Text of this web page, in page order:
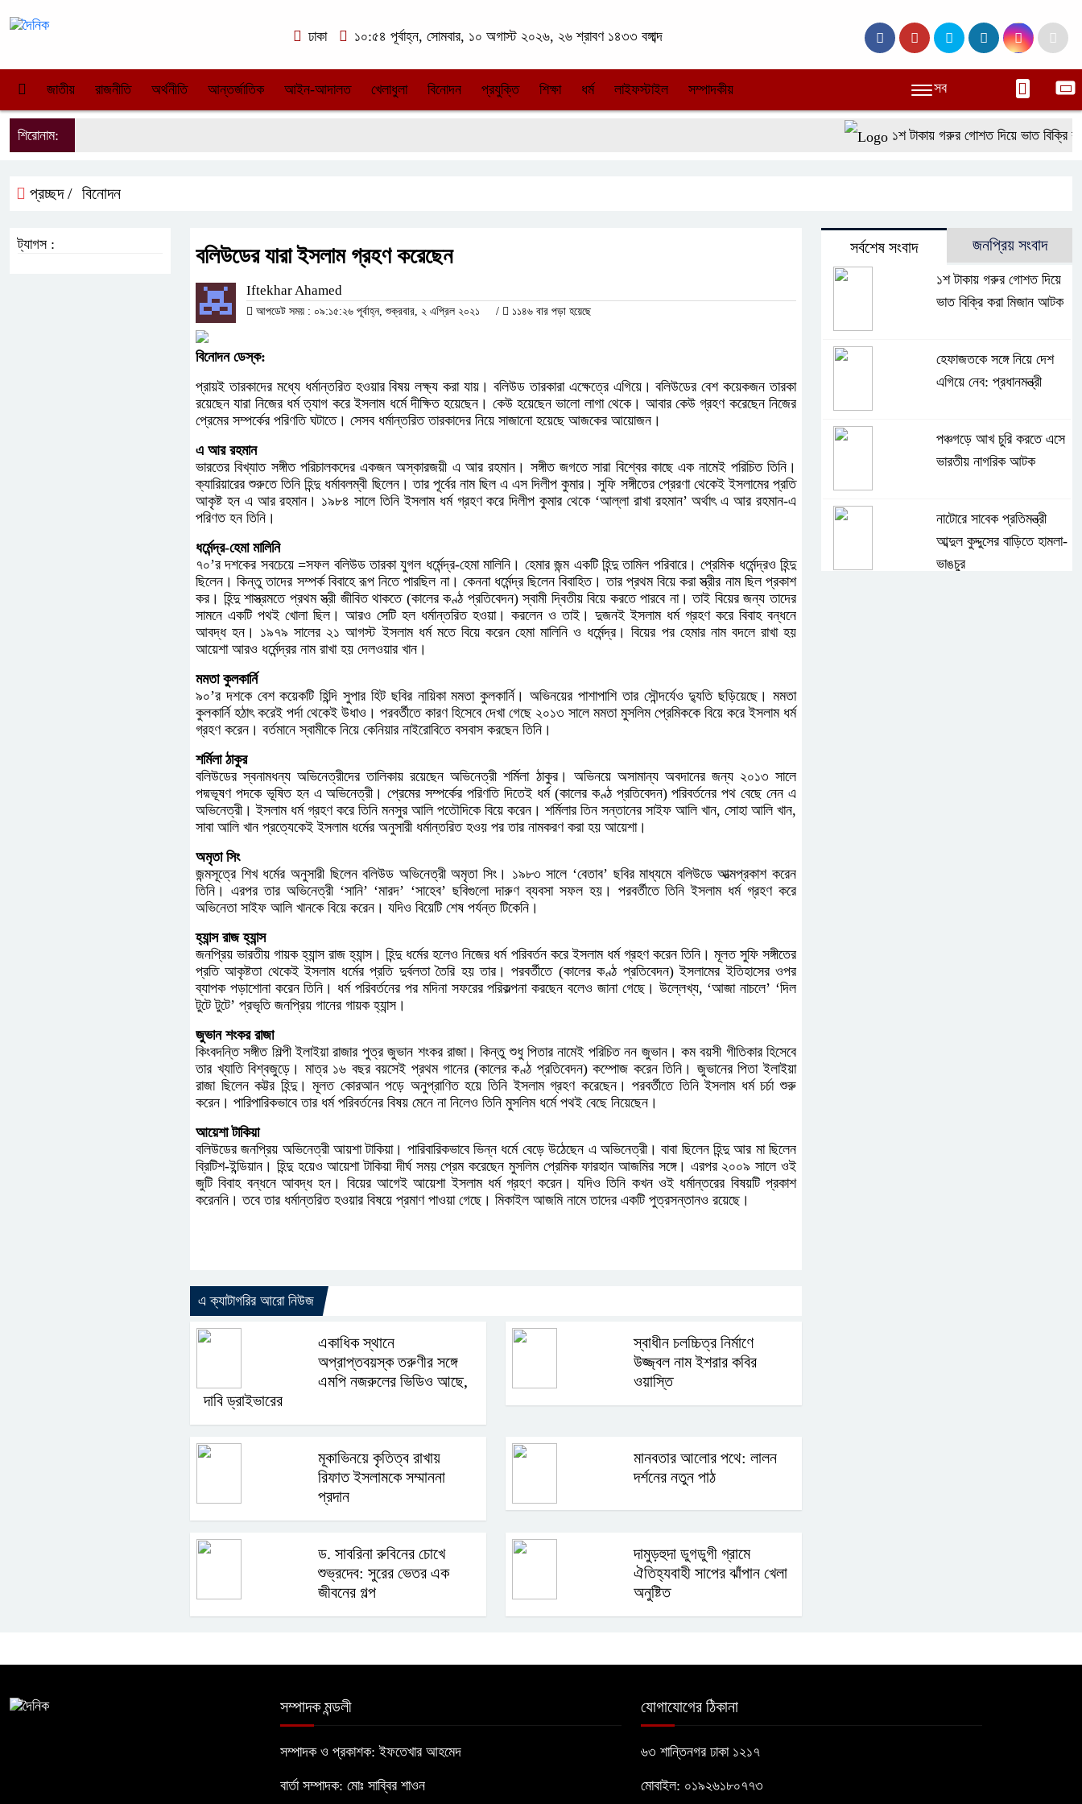
ঢাকা ১০:৫৪ পূর্বাহ্ন, সোমবার, ১০ অগাস্ট ২০২৬, ২৬ শ্রাবণ ১৪৩৩ বঙ্গাব্দ
জাতীয় রাজনীতি অর্থনীতি আন্তর্জাতিক আইন-আদালত খেলাধুলা বিনোদন প্রযুক্তি শিক্ষা ধর্ম লাইফস্টাইল সম্পাদকীয় সব
শিরোনাম: ১শ টাকায় গরুর গোশত দিয়ে ভাত বিক্রি করা
প্রচ্ছদ / বিনোদন
বলিউডের যারা ইসলাম গ্রহণ করেছেন
Iftekhar Ahamed
আপডেট সময় : ০৯:১৫:২৬ পূর্বাহ্ন, শুক্রবার, ২ এপ্রিল ২০২১ / ১১৪৬ বার পড়া হয়েছে
বিনোদন ডেস্ক:
প্রায়ই তারকাদের মধ্যে ধর্মান্তরিত হওয়ার বিষয় লক্ষ্য করা যায়। বলিউড তারকারা এক্ষেত্রে এগিয়ে। বলিউডের বেশ কয়েকজন তারকা
রয়েছেন যারা নিজের ধর্ম ত্যাগ করে ইসলাম ধর্মে দীক্ষিত হয়েছেন। কেউ হয়েছেন ভালো লাগা থেকে। আবার কেউ গ্রহণ করেছেন নিজের
প্রেমের সম্পর্কের পরিণতি ঘটাতে। সেসব ধর্মান্তরিত তারকাদের নিয়ে সাজানো হয়েছে আজকের আয়োজন।
এ আর রহমান
ভারতের বিখ্যাত সঙ্গীত পরিচালকদের একজন অস্কারজয়ী এ আর রহমান। সঙ্গীত জগতে সারা বিশ্বের কাছে এক নামেই পরিচিত তিনি।
ক্যারিয়ারের শুরুতে তিনি হিন্দু ধর্মাবলম্বী ছিলেন। তার পূর্বের নাম ছিল এ এস দিলীপ কুমার। সুফি সঙ্গীতের প্রেরণা থেকেই ইসলামের প্রতি
আকৃষ্ট হন এ আর রহমান। ১৯৮৪ সালে তিনি ইসলাম ধর্ম গ্রহণ করে দিলীপ কুমার থেকে ‘আল্লা রাখা রহমান’ অর্থাৎ এ আর রহমান-এ
পরিণত হন তিনি।
ধর্মেন্দ্র-হেমা মালিনি
৭০’র দশকের সবচেয়ে =সফল বলিউড তারকা যুগল ধর্মেন্দ্র-হেমা মালিনি। হেমার জন্ম একটি হিন্দু তামিল পরিবারে। প্রেমিক ধর্মেন্দ্রও হিন্দু
ছিলেন। কিন্তু তাদের সম্পর্ক বিবাহে রূপ নিতে পারছিল না। কেননা ধর্মেন্দ্র ছিলেন বিবাহিত। তার প্রথম বিয়ে করা স্ত্রীর নাম ছিল প্রকাশ
কর। হিন্দু শাস্ত্রমতে প্রথম স্ত্রী জীবিত থাকতে (কালের কণ্ঠ প্রতিবেদন) স্বামী দ্বিতীয় বিয়ে করতে পারবে না। তাই বিয়ের জন্য তাদের
সামনে একটি পথই খোলা ছিল। আরও সেটি হল ধর্মান্তরিত হওয়া। করলেন ও তাই। দুজনই ইসলাম ধর্ম গ্রহণ করে বিবাহ বন্ধনে
আবদ্ধ হন। ১৯৭৯ সালের ২১ আগস্ট ইসলাম ধর্ম মতে বিয়ে করেন হেমা মালিনি ও ধর্মেন্দ্র। বিয়ের পর হেমার নাম বদলে রাখা হয়
আয়েশা আরও ধর্মেন্দ্রর নাম রাখা হয় দেলওয়ার খান।
মমতা কুলকার্নি
৯০’র দশকে বেশ কয়েকটি হিন্দি সুপার হিট ছবির নায়িকা মমতা কুলকার্নি। অভিনয়ের পাশাপাশি তার সৌন্দর্যেও দ্যুতি ছড়িয়েছে। মমতা
কুলকার্নি হঠাৎ করেই পর্দা থেকেই উধাও। পরবর্তীতে কারণ হিসেবে দেখা গেছে ২০১৩ সালে মমতা মুসলিম প্রেমিককে বিয়ে করে ইসলাম ধর্ম
গ্রহণ করেন। বর্তমানে স্বামীকে নিয়ে কেনিয়ার নাইরোবিতে বসবাস করছেন তিনি।
শর্মিলা ঠাকুর
বলিউডের স্বনামধন্য অভিনেত্রীদের তালিকায় রয়েছেন অভিনেত্রী শর্মিলা ঠাকুর। অভিনয়ে অসামান্য অবদানের জন্য ২০১৩ সালে
পদ্মভূষণ পদকে ভূষিত হন এ অভিনেত্রী। প্রেমের সম্পর্কের পরিণতি দিতেই ধর্ম (কালের কণ্ঠ প্রতিবেদন) পরিবর্তনের পথ বেছে নেন এ
অভিনেত্রী। ইসলাম ধর্ম গ্রহণ করে তিনি মনসুর আলি পতৌদিকে বিয়ে করেন। শর্মিলার তিন সন্তানের সাইফ আলি খান, সোহা আলি খান,
সাবা আলি খান প্রত্যেকেই ইসলাম ধর্মের অনুসারী ধর্মান্তরিত হওয় পর তার নামকরণ করা হয় আয়েশা।
অমৃতা সিং
জন্মসূত্রে শিখ ধর্মের অনুসারী ছিলেন বলিউড অভিনেত্রী অমৃতা সিং। ১৯৮৩ সালে ‘বেতাব’ ছবির মাধ্যমে বলিউডে আত্মপ্রকাশ করেন
তিনি। এরপর তার অভিনেত্রী ‘সানি’ ‘মারদ’ ‘সাহেব’ ছবিগুলো দারুণ ব্যবসা সফল হয়। পরবর্তীতে তিনি ইসলাম ধর্ম গ্রহণ করে
অভিনেতা সাইফ আলি খানকে বিয়ে করেন। যদিও বিয়েটি শেষ পর্যন্ত টিকেনি।
হ্যান্স রাজ হ্যান্স
জনপ্রিয় ভারতীয় গায়ক হ্যান্স রাজ হ্যান্স। হিন্দু ধর্মের হলেও নিজের ধর্ম পরিবর্তন করে ইসলাম ধর্ম গ্রহণ করেন তিনি। মূলত সুফি সঙ্গীতের
প্রতি আকৃষ্টতা থেকেই ইসলাম ধর্মের প্রতি দুর্বলতা তৈরি হয় তার। পরবর্তীতে (কালের কণ্ঠ প্রতিবেদন) ইসলামের ইতিহাসের ওপর
ব্যাপক পড়াশোনা করেন তিনি। ধর্ম পরিবর্তনের পর মদিনা সফরের পরিকল্পনা করছেন বলেও জানা গেছে। উল্লেখ্য, ‘আজা নাচলে’ ‘দিল
টুটে টুটে’ প্রভৃতি জনপ্রিয় গানের গায়ক হ্যান্স।
জুভান শংকর রাজা
কিংবদন্তি সঙ্গীত শিল্পী ইলাইয়া রাজার পুত্র জুভান শংকর রাজা। কিন্তু শুধু পিতার নামেই পরিচিত নন জুভান। কম বয়সী গীতিকার হিসেবে
তার খ্যাতি বিশ্বজুড়ে। মাত্র ১৬ বছর বয়সেই প্রথম গানের (কালের কণ্ঠ প্রতিবেদন) কম্পোজ করেন তিনি। জুভানের পিতা ইলাইয়া
রাজা ছিলেন কট্টর হিন্দু। মূলত কোরআন পড়ে অনুপ্রাণিত হয়ে তিনি ইসলাম গ্রহণ করেছেন। পরবর্তীতে তিনি ইসলাম ধর্ম চর্চা শুরু
করেন। পারিপারিকভাবে তার ধর্ম পরিবর্তনের বিষয় মেনে না নিলেও তিনি মুসলিম ধর্মে পথই বেছে নিয়েছেন।
আয়েশা টাকিয়া
বলিউডের জনপ্রিয় অভিনেত্রী আয়শা টাকিয়া। পারিবারিকভাবে ভিন্ন ধর্মে বেড়ে উঠেছেন এ অভিনেত্রী। বাবা ছিলেন হিন্দু আর মা ছিলেন
ব্রিটিশ-ইন্ডিয়ান। হিন্দু হয়েও আয়েশা টাকিয়া দীর্ঘ সময় প্রেম করেছেন মুসলিম প্রেমিক ফারহান আজমির সঙ্গে। এরপর ২০০৯ সালে ওই
জুটি বিবাহ বন্ধনে আবদ্ধ হন। বিয়ের আগেই আয়েশা ইসলাম ধর্ম গ্রহণ করেন। যদিও তিনি কখন ওই ধর্মান্তরের বিষয়টি প্রকাশ
করেননি। তবে তার ধর্মান্তরিত হওয়ার বিষয়ে প্রমাণ পাওয়া গেছে। মিকাইল আজমি নামে তাদের একটি পুত্রসন্তানও রয়েছে।
এ ক্যাটাগরির আরো নিউজ
একাধিক স্থানে
অপ্রাপ্তবয়স্ক তরুণীর সঙ্গে
এমপি নজরুলের ভিডিও আছে,
দাবি ড্রাইভারের
স্বাধীন চলচ্চিত্র নির্মাণে
উজ্জ্বল নাম ইশরার কবির
ওয়াস্তি
মূকাভিনয়ে কৃতিত্ব রাখায়
রিফাত ইসলামকে সম্মাননা
প্রদান
মানবতার আলোর পথে: লালন
দর্শনের নতুন পাঠ
ড. সাবরিনা রুবিনের চোখে
শুভ্রদেব: সুরের ভেতর এক
জীবনের গল্প
দামুড়হুদা ডুগডুগী গ্রামে
ঐতিহ্যবাহী সাপের ঝাঁপান খেলা
অনুষ্টিত
ট্যাগস : সর্বশেষ সংবাদ জনপ্রিয় সংবাদ
১শ টাকায় গরুর গোশত দিয়ে
ভাত বিক্রি করা মিজান আটক
হেফাজতকে সঙ্গে নিয়ে দেশ
এগিয়ে নেব: প্রধানমন্ত্রী
পঞ্চগড়ে আখ চুরি করতে এসে
ভারতীয় নাগরিক আটক
নাটোরে সাবেক প্রতিমন্ত্রী
আব্দুল কুদ্দুসের বাড়িতে হামলা-
ভাঙচুর
সম্পাদক মন্ডলী
সম্পাদক ও প্রকাশক: ইফতেখার আহমেদ
বার্তা সম্পাদক: মোঃ সাব্বির শাওন
যোগাযোগের ঠিকানা
৬৩ শান্তিনগর ঢাকা ১২১৭
মোবাইল: ০১৯২৬১৮০৭৭৩